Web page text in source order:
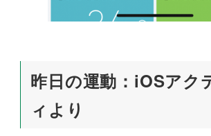
昨日の運動：iOSアク
ィより